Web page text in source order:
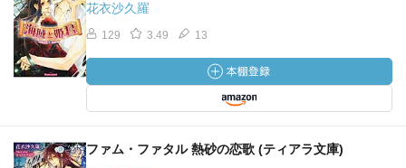
花衣沙久羅
129 3.49 13
ファム・ファタル 熱砂の恋歌 (ティアラ文庫)